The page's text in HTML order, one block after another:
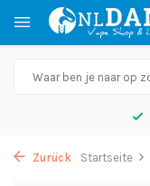
Zurück Startseite